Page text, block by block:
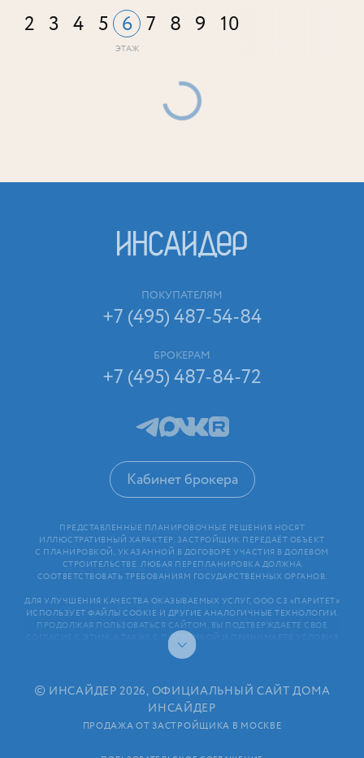
2 3 4 5 6 7 8 9 10
ПОКУПАТЕЛЯМ
+7 (495) 487-54-84
БРОКЕРАМ
+7 (495) 487-84-72
Кабинет брокера
ПРЕДСТАВЛЕННЫЕ ПЛАНИРОВОЧНЫЕ РЕШЕНИЯ НОСЯТ
ИЛЛЮСТРАТИВНЫЙ ХАРАКТЕР. ЗАСТРОЙЩИК ПЕРЕДАЁТ ОБЪЕКТ
С ПЛАНИРОВКОЙ, УКАЗАННОЙ В ДОГОВОРЕ УЧАСТИЯ В ДОЛЕВОМ
СТРОИТЕЛЬСТВЕ. ЛЮБАЯ ПЕРЕПЛАНИРОВКА ДОЛЖНА
СООТВЕТСТВОВАТЬ ТРЕБОВАНИЯМ ГОСУДАРСТВЕННЫХ ОРГАНОВ.
ДЛЯ УЛУЧШЕНИЯ КАЧЕСТВА ОКАЗЫВАЕМЫХ УСЛУГ, ООО СЗ «ПАРИТЕТ»
ИСПОЛЬЗУЕТ ФАЙЛЫ COOKIE И ДРУГИЕ АНАЛОГИЧНЫЕ ТЕХНОЛОГИИ.
ПРОДОЛЖАЯ ПОЛЬЗОВАТЬСЯ САЙТОМ, ВЫ ПОДТВЕРЖДАЕТЕ СВОЕ
СОГЛАСИЕ С ЭТИМ, А ТАКЖЕ С ПОЛИТИКОЙ И ПРИНИМАЕТЕ УСЛОВИЯ
ПОЛЬЗОВАТЕЛЬСКОГО СОГЛАШЕНИЯ. ЛЮБАЯ ИНФОРМАЦИЯ,
ПРЕДСТАВЛЕННАЯ НА САЙТЕ, НОСИТ ИНФОРМАЦИОННЫЙ ХАРАКТЕР
ЗАСТРОЙЩИКОМ (В ТОМ ЧИСЛЕ РАЗМЕЩЕНИЕ ПРОЕКТНЫХ
ДЕКЛАРАЦИЙ И ИНЫХ ОБЯЗАТЕЛЬНЫХ ДОКУМЕНТОВ)
В СООТВЕТСТВИИ СО СТАТЬЕЙ 3.1. ФЕДЕРАЛЬНОГО ЗАКОНА
ОТ 30.12.2004 N 214⁠-⁠ФЗ «ОБ УЧАСТИИ В ДОЛЕВОМ СТРОИТЕЛЬСТВЕ
© ИНСАЙДЕР 2026, ОФИЦИАЛЬНЫЙ САЙТ ДОМА
ИНСАЙДЕР
ПРОДАЖА ОТ ЗАСТРОЙЩИКА В МОСКВЕ